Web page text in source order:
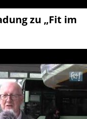
zu „Fit im